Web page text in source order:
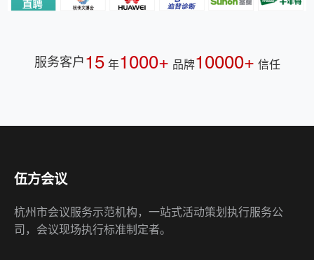
服务客户15 年1000+ 品牌10000+ 信任
伍方会议
杭州市会议服务示范机构，一站式活动策划执行服务公
司，会议现场执行标准制定者。